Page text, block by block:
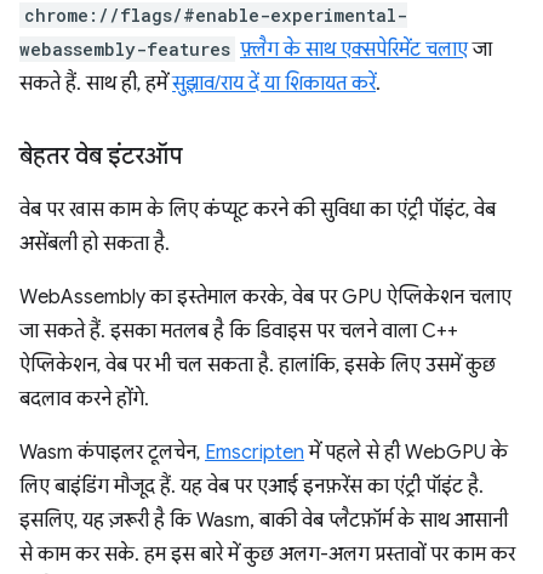
chrome://flags/#enable-experimental-
webassembly-features फ़्लैग के साथ एक्सपेरिमेंट चलाएजा
सकते हैं. साथ ही, हमेंसुझाव/राय दें या शिकायत करें.
बेहतर वेब इंटरऑप
वेब पर खास काम के लिए कंप्यूट करने की सुविधा का एंट्री पॉइंट, वेब
असेंबली हो सकता है.
WebAssembly का इस्तेमाल करके, वेब पर GPU ऐप्लिकेशन चलाए
जा सकते हैं. इसका मतलब है कि डिवाइस पर चलने वाला C++
ऐप्लिकेशन, वेब पर भी चल सकता है. हालांकि, इसके लिए उसमें कुछ
बदलाव करने होंगे.
Wasm कंपाइलर टूलचेन, Emscripten में पहले से ही WebGPU के
लिए बाइंडिंग मौजूद हैं. यह वेब पर एआई इनफ़रेंस का एंट्री पॉइंट है.
इसलिए, यह ज़रूरी है कि Wasm, बाकी वेब प्लैटफ़ॉर्म के साथ आसानी
से काम कर सके. हम इस बारे में कुछ अलग-अलग प्रस्तावों पर काम कर